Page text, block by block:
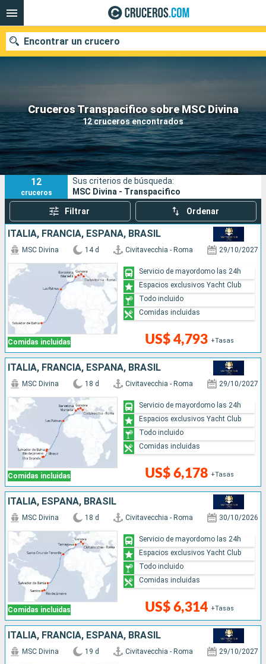
Cruceros Transpacifico sobre MSC Divina
12 cruceros encontrados
Encontrar un crucero
Nuestros destinos
Fecha de salida
Puertos Compañías
Buscar
12
cruceros
Sus criterios de búsqueda:
MSC Divina - Transpacifico
Filtrar Ordenar
ITALIA, FRANCIA, ESPAÑA, BRASIL
Comidas incluidas
MSC Divina 14 d Civitavecchia - Roma 29/10/2027
US$ 4,793 +Tasas
Servicio de mayordomo las 24h
Espacios exclusivos Yacht Club
Todo incluido
Comidas incluidas
ITALIA, FRANCIA, ESPAÑA, BRASIL
Comidas incluidas
MSC Divina 18 d Civitavecchia - Roma 29/10/2027
US$ 6,178 +Tasas
Servicio de mayordomo las 24h
Espacios exclusivos Yacht Club
Todo incluido
Comidas incluidas
ITALIA, ESPAÑA, BRASIL
Comidas incluidas
MSC Divina 18 d Civitavecchia - Roma 30/10/2026
US$ 6,314 +Tasas
Servicio de mayordomo las 24h
Espacios exclusivos Yacht Club
Todo incluido
Comidas incluidas
ITALIA, FRANCIA, ESPAÑA, BRASIL
MSC Divina 19 d Civitavecchia - Roma 29/10/2027